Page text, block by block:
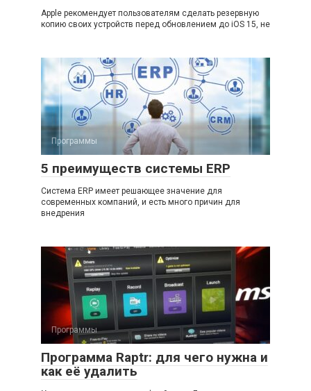
Apple рекомендует пользователям сделать резервную
копию своих устройств перед обновлением до iOS 15, не
Программы
5 преимуществ системы ERP
Система ERP имеет решающее значение для
современных компаний, и есть много причин для
внедрения
Программы
Программа Raptr: для чего нужна и
как её удалить